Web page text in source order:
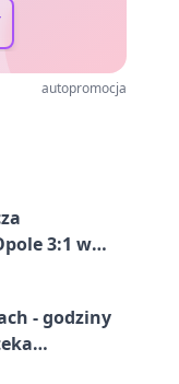
autopromocja
3:1 w
- godziny